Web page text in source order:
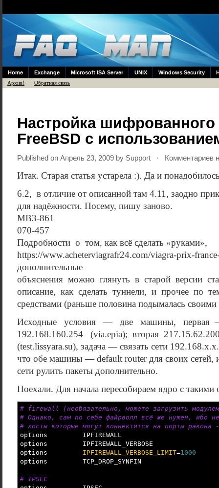
Home Exchange Microsoft ISA Server UNIX Windows Security
Архив!
Обратная связь
Настройка шифрованного
FreeBSD с
Published on Апрель 23, 2009 by Support · Комментариев
Итак. Старая статья устарела :). Да и
6.2, в отличие от описанной там 4.11, заодно
для надёжности. Посему, пишу заново.
MB3-861
070-457
Подробности о том, как всё сделать «руками»,
https://www.acheterviagrafr24.com/viagra-prix-
дополнительные
объяснения можно глянуть в старой версии
описание, как сделать туннели, и прочее по
средствами (раньше половина подымалась
Исходные условия — две машины, первая
192.168.160.254 (via.epia); вторая
(test.lissyara.su), задача — связать сети
что обе машины — default router для своих сетей,
сети рулить пакеты дополнительно.
Поехали. Для начала пересобираем ядро с такими
# firewall (необязательно, можете загрузить
# Однако, сам по себе файрволл всё же нужен, ибо
# хосты которые могут коннектится на порты
options IPFIREWALL
options IPFIREWALL_VERBOSE
options IPFIREWALL_VERBOSE_LIMIT=1000
options TCP_DROP_SYNFIN
# IPSEC